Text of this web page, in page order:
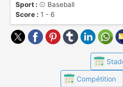
Sport : ⚾️ Baseball
Score : 1 - 6
Compétition